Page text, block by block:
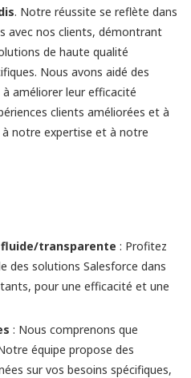
. Notre réussite se reflète dans
avec nos clients, démontrant
de haute qualité
Nous avons aidé des
améliorer leur efficacité
clients améliorées et à
notre expertise et à notre
transparente : Profitez
des solutions Salesforce dans
pour une efficacité et une
: Nous comprenons que
équipe propose des
sur vos besoins spécifiques,